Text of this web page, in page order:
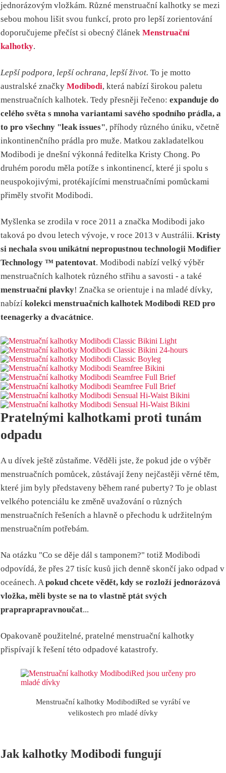
jednorázovým vložkám. Různé menstruační kalhotky se mezi
sebou mohou lišit svou funkcí, proto pro lepší zorientování
doporučujeme přečíst si obecný článek Menstruační
kalhotky.
Lepší podpora, lepší ochrana, lepší život. To je motto
australské značky Modibodi, která nabízí širokou paletu
menstruačních kalhotek. Tedy přesněji řečeno: expanduje do
celého světa s mnoha variantami savého spodního prádla, a
to pro všechny "leak issues", příhody různého úniku, včetně
inkontinenčního prádla pro muže. Matkou zakladatelkou
Modibodi je dnešní výkonná ředitelka Kristy Chong. Po
druhém porodu měla potíže s inkontinencí, které ji spolu s
neuspokojivými, protékajícími menstruačními pomůckami
přiměly stvořit Modibodi.
Myšlenka se zrodila v roce 2011 a značka Modibodi jako
taková po dvou letech vývoje, v roce 2013 v Austrálii. Kristy
si nechala svou unikátní nepropustnou technologii Modifier
Technology ™ patentovat. Modibodi nabízí velký výběr
menstruačních kalhotek různého střihu a savosti - a také
menstruační plavky! Značka se orientuje i na mladé dívky,
nabízí kolekci menstruačních kalhotek Modibodi RED pro
teenagerky a dvacátnice.
Pratelnými kalhotkami proti tunám
odpadu
A u dívek ještě zůstaňme. Věděli jste, že pokud jde o výběr
menstruačních pomůcek, zůstávají ženy nejčastěji věrné těm,
které jim byly představeny během rané puberty? To je oblast
velkého potenciálu ke změně uvažování o různých
menstruačních řešeních a hlavně o přechodu k udržitelným
menstruačním potřebám.
Na otázku "Co se děje dál s tamponem?" totiž Modibodi
odpovídá, že přes 27 tisíc kusů jich denně skončí jako odpad v
oceánech. Apokud chcete vědět, kdy se rozloží jednorázová
vložka, měli byste se na to vlastně ptát svých
prapraprapravnoučat...
Opakovaně použitelné, pratelné menstruační kalhotky
přispívají k řešení této odpadové katastrofy.
Menstruační kalhotky ModibodiRed se vyrábí ve
velikostech pro mladé dívky
Jak kalhotky Modibodi fungují